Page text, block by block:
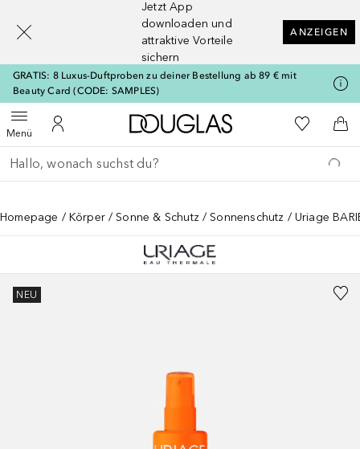
Jetzt App
downloaden und
attraktive Vorteile
sichern
ANZEIGEN
GRATIS: 8 Luxus-Duftproben zu deiner Bestellung ab 89 € mit
Beauty Card (CODE: SAMPLES)
MenüMenü öffnenZu Meinem Kundenkonto
Zur Douglas Startseite
Zu Meiner
Gehe zurück
Suche ausführen
Homepage Körper Sonne & Schutz Sonnenschutz Uriage
NEU
[navigation.slideout.screenreader]